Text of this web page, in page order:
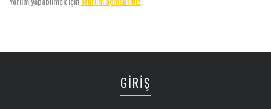
GİRİŞ